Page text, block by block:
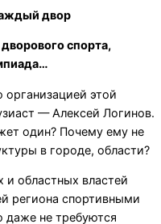
двор
спорта,
этой
— Алексей Логинов.
один? Почему ему не
в городе, области?
областных властей
региона спортивными
даже не требуются